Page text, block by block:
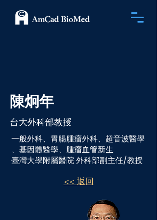
陳炯年
台大外科部教授
一般外科、胃腸腫瘤外科、超音波醫學
、基因體醫學、腫瘤血管新生
臺灣大學附屬醫院 外科部副主任/教授
<< 返回